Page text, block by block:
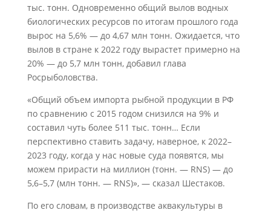
тыс. тонн. Одновременно общий вылов водных
биологических ресурсов по итогам прошлого года
вырос на 5,6% — до 4,67 млн тонн. Ожидается, что
вылов в стране к 2022 году вырастет примерно на
20% — до 5,7 млн тонн, добавил глава
Росрыболовства.
«Общий объем импорта рыбной продукции в РФ
по сравнению с 2015 годом снизился на 9% и
составил чуть более 511 тыс. тонн… Если
перспективно ставить задачу, наверное, к 2022–
2023 году, когда у нас новые суда появятся, мы
можем прирасти на миллион (тонн. — RNS) — до
5,6–5,7 (млн тонн. — RNS)», — сказал Шестаков.
По его словам, в производстве аквакультуры в